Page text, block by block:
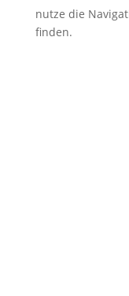
nutze die
finden.